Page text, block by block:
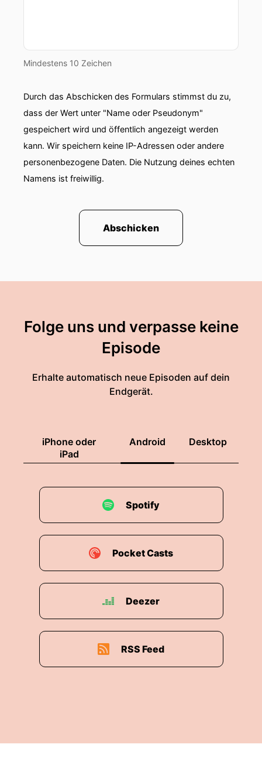
Mindestens 10 Zeichen
Durch das Abschicken des Formulars stimmst du zu,
dass der Wert unter "Name oder Pseudonym"
gespeichert wird und öffentlich angezeigt werden
kann. Wir speichern keine IP-Adressen oder andere
personenbezogene Daten. Die Nutzung deines echten
Namens ist freiwillig.
Abschicken
Folge uns und verpasse keine
Episode
Erhalte automatisch neue Episoden auf dein
Endgerät.
iPhone oder
iPad
Android Desktop
Spotify
Pocket Casts
Deezer
RSS Feed